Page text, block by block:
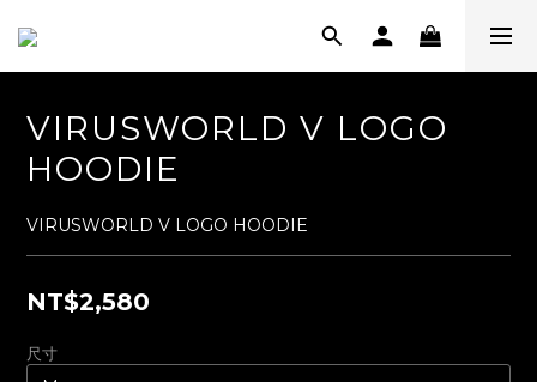
VIRUSWORLD V LOGO
HOODIE
VIRUSWORLD V LOGO HOODIE
NT$2,580
尺寸